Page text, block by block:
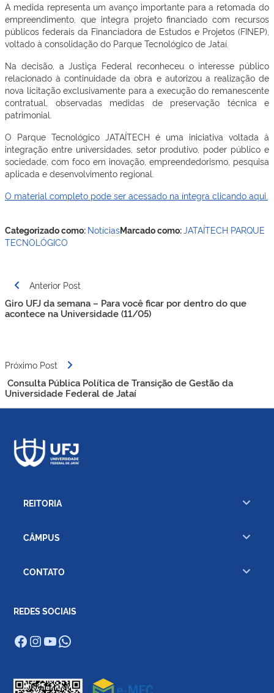
A medida representa um avanço importante para a retomada do
empreendimento, que integra projeto financiado com recursos
públicos federais da Financiadora de Estudos e Projetos (FINEP),
voltado à consolidação do Parque Tecnológico de Jataí.
Na decisão, a Justiça Federal reconheceu o interesse público
relacionado à continuidade da obra e autorizou a realização de
nova licitação exclusivamente para a execução do remanescente
contratual, observadas medidas de preservação técnica e
patrimonial.
O Parque Tecnológico JATAÍTECH é uma iniciativa voltada à
integração entre universidades, setor produtivo, poder público e
sociedade, com foco em inovação, empreendedorismo, pesquisa
aplicada e desenvolvimento regional.
O material completo pode ser acessado na íntegra clicando aqui.
Categorizado como: NotíciasMarcado como:JATAÍTECH PARQUE
TECNOLÓGICO
Navegação
de
Post
Anterior Post
Giro UFJ da semana – Para você ficar por dentro do que
acontece na Universidade (11/05)
Próximo Post
Consulta Pública Política de Transição de Gestão da
Universidade Federal de Jataí
REITORIA
CÂMPUS
CONTATO
REDES SOCIAIS
Facebook
Instagram
Youtube
WhatsApp